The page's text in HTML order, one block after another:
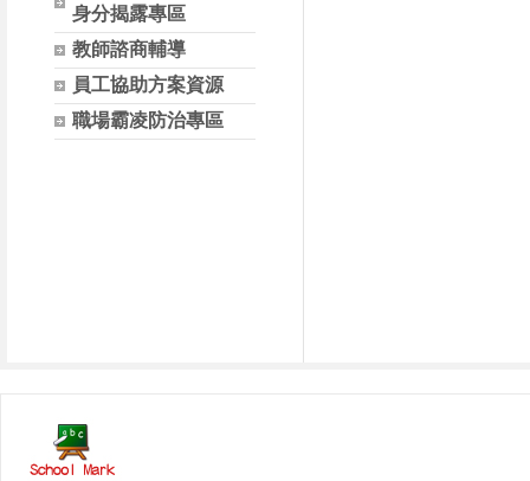
身分揭露專區
教師諮商輔導
員工協助方案資源
職場霸凌防治專區